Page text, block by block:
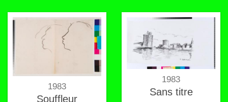
1983
Souffleur
1983
Sans titre